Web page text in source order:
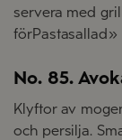
servera med
förPastasallad»
No. 85.
Klyftor av
och persilja.